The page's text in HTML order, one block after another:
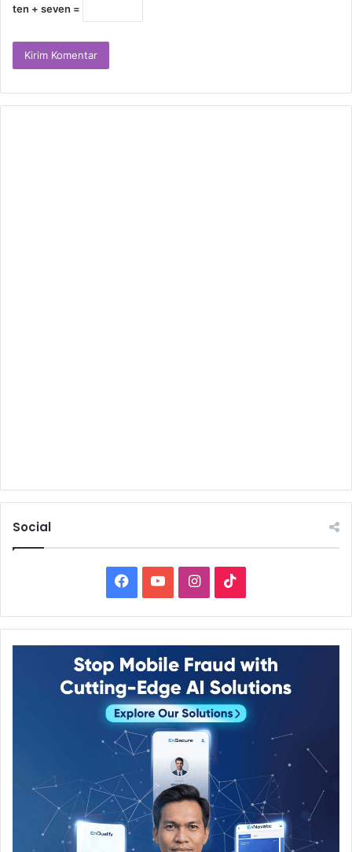
ten + seven =
Social
Facebook
YouTubeInstagram